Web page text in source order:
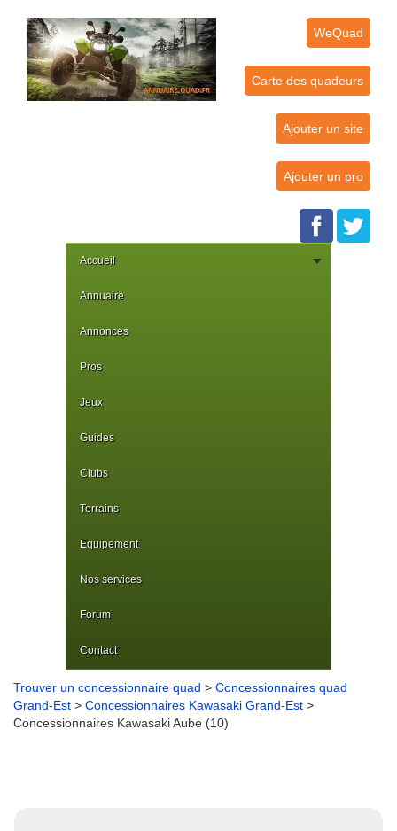
WeQuad
Carte des quadeurs
Ajouter un site
Ajouter un pro
Accueil
Annuaire
Annonces
Pros
Jeux
Guides
Clubs
Terrains
Equipement
Nos services
Forum
Contact
Trouver un concessionnaire quad > Concessionnaires quad
Grand-Est > Concessionnaires Kawasaki Grand-Est >
Concessionnaires Kawasaki Aube (10)